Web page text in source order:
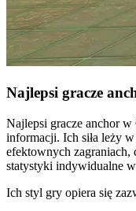
Najlepsi gracze
Najlepsi gracze anchor
informacji. Ich siła leży
efektownych zagraniach,
statystyki indywidualne
Ich styl gry opiera się